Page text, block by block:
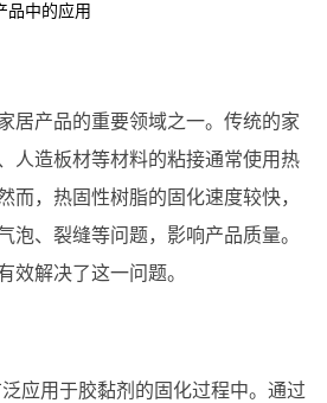
品中的应用
居产品的重要领域之一。传统的家
人造板材等材料的粘接通常使用热
而，热固性树脂的固化速度较快，
泡、裂缝等问题，影响产品质量。
效解决了这一问题。
应用于胶黏剂的固化过程中。通过